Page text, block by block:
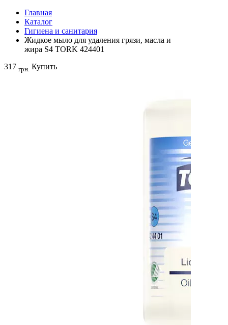
Главная
Каталог
Гигиена и санитария
Жидкое мыло для удаления грязи, масла и
жира S4 TORK 424401
317 грн. Купить